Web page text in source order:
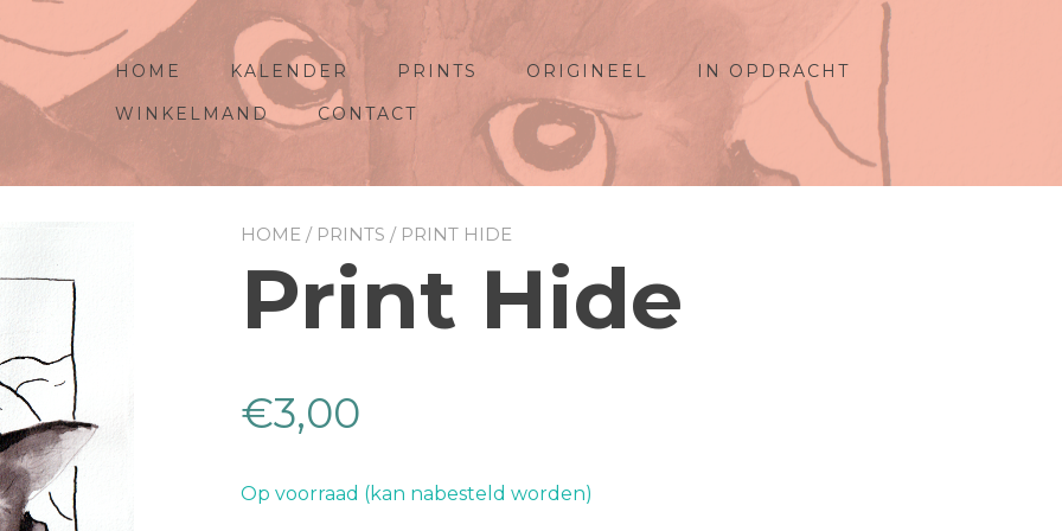
HOME KALENDER PRINTS ORIGINEEL
IN OPDRACHT
WINKELMAND
CONTACT
HOME / PRINTS / PRINT HIDE
Print Hide
€3,00
Op voorraad (kan nabesteld worden)